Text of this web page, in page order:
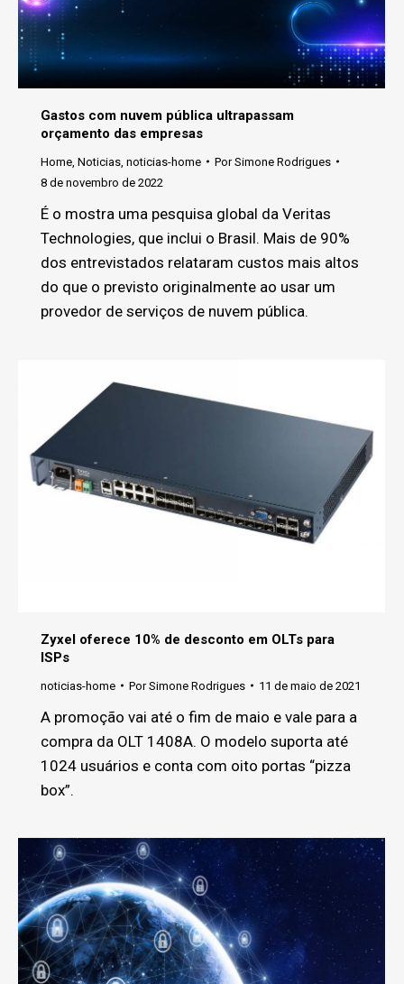
Gastos com nuvem pública ultrapassam
orçamento das empresas
Home Noticias noticias-home PorSimone Rodrigues
8 de novembro de 2022
É o mostra uma pesquisa global da Veritas
Technologies, que inclui o Brasil. Mais de 90%
dos entrevistados relataram custos mais altos
do que o previsto originalmente ao usar um
provedor de serviços de nuvem pública.
Zyxel oferece 10% de desconto em OLTs para
ISPs
noticias-home PorSimone Rodrigues 11 de maio de 2021
A promoção vai até o fim de maio e vale para a
compra da OLT 1408A. O modelo suporta até
1024 usuários e conta com oito portas “pizza
box”.